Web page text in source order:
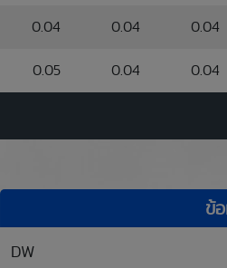
0.04 0.04 0.04
0.05 0.04 0.04
ข้
DW